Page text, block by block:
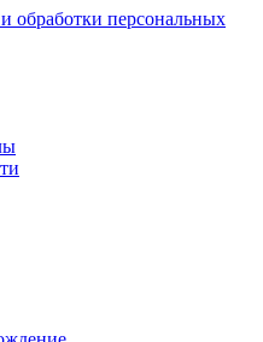
обработки персональных